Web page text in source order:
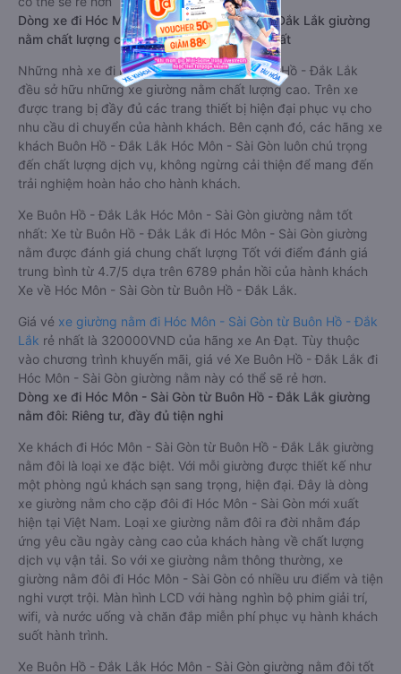
Dòng xe đi Hóc Môn - Sài Gòn từ Buôn Hồ - Đắk Lắk giường
nằm chất lượng cao: Thoải mái, giá cả tốt nhất
Những nhà xe đi Hóc Môn - Sài Gòn từ Buôn Hồ - Đắk Lắk
đều sở hữu những xe giường nằm chất lượng cao. Trên xe
được trang bị đầy đủ các trang thiết bị hiện đại phục vụ cho
nhu cầu di chuyển của hành khách. Bên cạnh đó, các hãng xe
khách Buôn Hồ - Đắk Lắk Hóc Môn - Sài Gòn luôn chú trọng
đến chất lượng dịch vụ, không ngừng cải thiện để mang đến
trải nghiệm hoàn hảo cho hành khách.
Xe Buôn Hồ - Đắk Lắk Hóc Môn - Sài Gòn giường nằm tốt
nhất: Xe từ Buôn Hồ - Đắk Lắk đi Hóc Môn - Sài Gòn giường
nằm được đánh giá chung chất lượng Tốt với điểm đánh giá
trung bình từ 4.7/5 dựa trên 6789 phản hồi của hành khách
Xe về Hóc Môn - Sài Gòn từ Buôn Hồ - Đắk Lắk.
Giá vé xe giường nằm đi Hóc Môn - Sài Gòn từ Buôn Hồ - Đắk
Lắk rẻ nhất là 320000VND của hãng xe An Đạt. Tùy thuộc
vào chương trình khuyến mãi, giá vé Xe Buôn Hồ - Đắk Lắk đi
Hóc Môn - Sài Gòn giường nằm này có thể sẽ rẻ hơn.
Dòng xe đi Hóc Môn - Sài Gòn từ Buôn Hồ - Đắk Lắk giường
nằm đôi: Riêng tư, đầy đủ tiện nghi
Xe khách đi Hóc Môn - Sài Gòn từ Buôn Hồ - Đắk Lắk giường
nằm đôi là loại xe đặc biệt. Với mỗi giường được thiết kế như
một phòng ngủ khách sạn sang trọng, hiện đại. Đây là dòng
xe giường nằm cho cặp đôi đi Hóc Môn - Sài Gòn mới xuất
hiện tại Việt Nam. Loại xe giường nằm đôi ra đời nhằm đáp
ứng yêu cầu ngày càng cao của khách hàng về chất lượng
dịch vụ vận tải. So với xe giường nằm thông thường, xe
giường nằm đôi đi Hóc Môn - Sài Gòn có nhiều ưu điểm và tiện
nghi vượt trội. Màn hình LCD với hàng nghìn bộ phim giải trí,
wifi, và nước uống và chăn đắp miễn phí phục vụ hành khách
suốt hành trình.
Xe Buôn Hồ - Đắk Lắk Hóc Môn - Sài Gòn giường nằm đôi tốt